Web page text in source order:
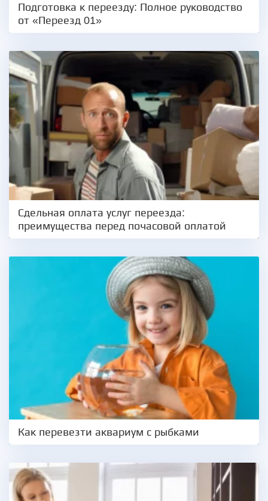
Подготовка к переезду: Полное руководство
от «Переезд 01»
Сдельная оплата услуг переезда:
преимущества перед почасовой оплатой
Как перевезти аквариум с рыбками